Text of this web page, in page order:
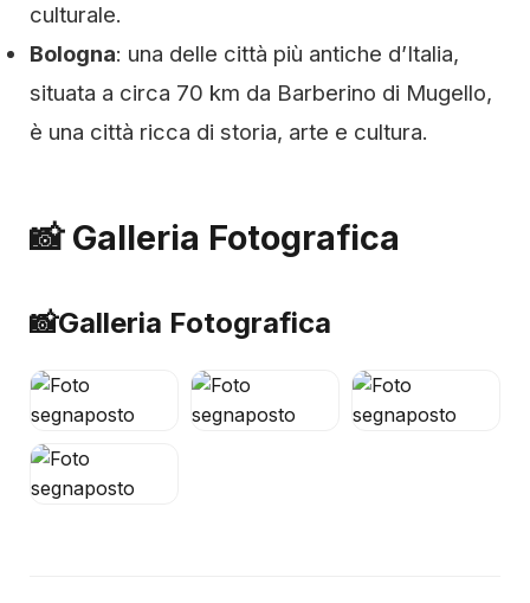
culturale.
Bologna: una delle città più antiche d’Italia,
situata a circa 70 km da Barberino di Mugello,
è una città ricca di storia, arte e cultura.
📸 Galleria Fotografica
📸Galleria Fotografica